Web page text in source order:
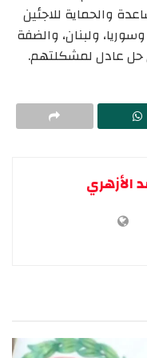
والحماية للاجئين
ولبنان، والضفة
حل عادل لمشكلتهم.
الأزهري